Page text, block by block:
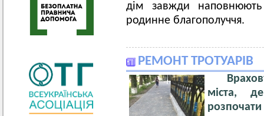
дім завжди
родинне благополуччя.
РЕМОНТ ТРОТУАРІВ
міста,